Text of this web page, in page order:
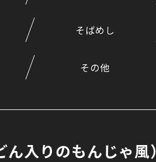
そばめし
その他
入りのもんじゃ風）